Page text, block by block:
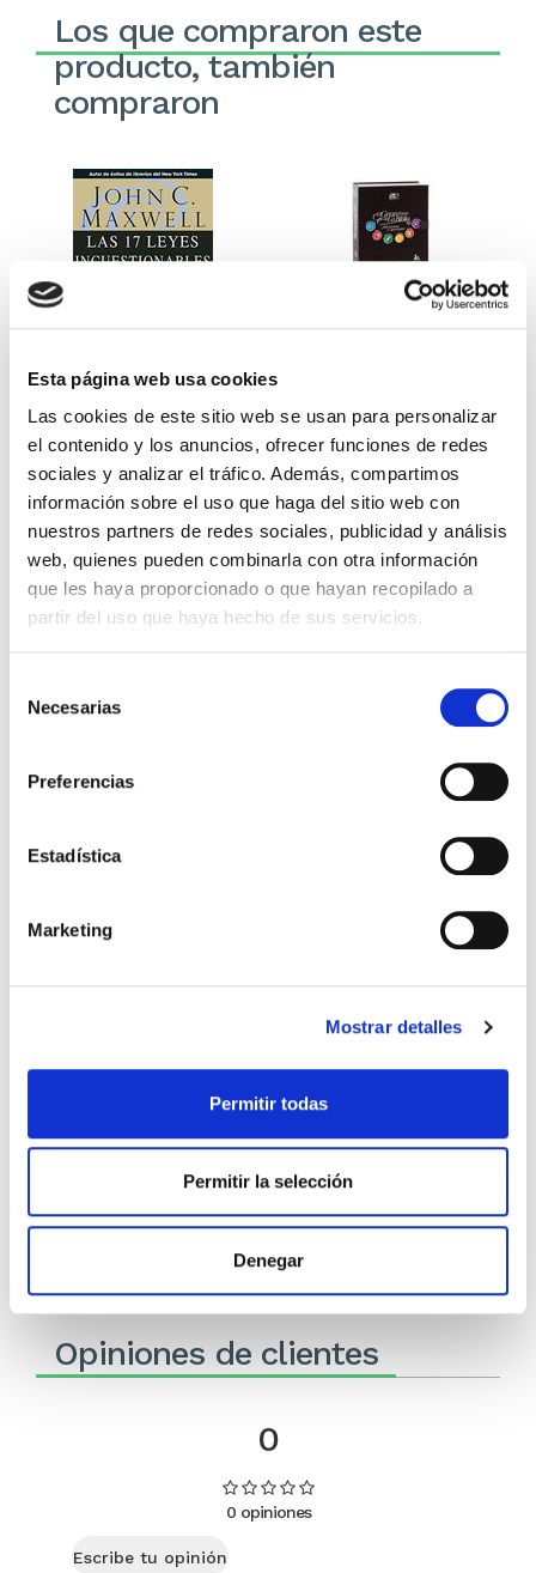
Esta página web usa cookies
Las cookies de este sitio web se usan para personalizar
el contenido y los anuncios, ofrecer funciones de redes
sociales y analizar el tráfico. Además, compartimos
información sobre el uso que haga del sitio web con
nuestros partners de redes sociales, publicidad y análisis
web, quienes pueden combinarla con otra información
que les haya proporcionado o que hayan recopilado a
partir del uso que haya hecho de sus servicios.
Necesarias
Preferencias
Estadística
Marketing
Mostrar detalles
Permitir todas
Permitir la selección
Denegar
Los que compraron este
producto, también
compraron
17 leyes incuestionables del
trabajo en equipo
JOHN C. MAXWELL
17,99€ 0,90€ (5%)
17,09€
Comprar
El Gran Juego de la Biblia
(Tercera edición revisada)
Gifts and Light
34,99€ 1,75€ (5%)
33,24€
-
Comprar
Otros títulos del autor
Miguel Ángel Gómez & Pedro
0,50€ (5%)
Stock:-
Gente Común Perdidos y
16,00€ 0,80€ (5%)
Opiniones de clientes
0
0 opiniones
Escribe tu opinión